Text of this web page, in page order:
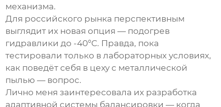
механизма.
Для российского рынка перспективным
выглядит их новая опция — подогрев
гидравлики до -40°C. Правда, пока
тестировали только в лабораторных условиях,
как поведёт себя в цеху с металлической
пылью — вопрос.
Лично меня заинтересовала их разработка
адаптивной системы балансировки — когда